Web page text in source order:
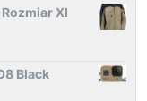
Xl
Black